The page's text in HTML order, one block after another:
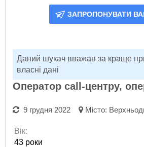
ЗАПРОПОНУВАТИ
Даний шукач вважав за краще
власні дані
Оператор call-центру,
9 грудня 2022 Місто:
Вік:
43 роки